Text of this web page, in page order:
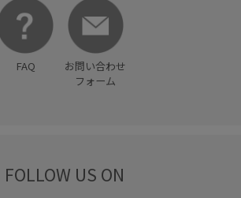
着心地が良い 程よい厚み
美easyスタイル 美シルエット
軽い着心地 透け感
FAQ
お問い合わせ
フォーム
FOLLOW US ON